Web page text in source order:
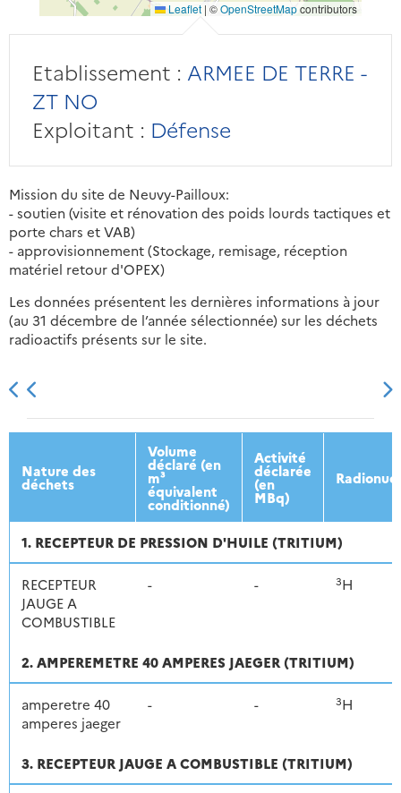
Leaflet | ©OpenStreetMapcontributors
Etablissement : ARMEE DE TERRE -
ZT NO
Exploitant : Défense
Mission du site de Neuvy-Pailloux:
- soutien (visite et rénovation des poids lourds tactiques et
porte chars et VAB)
- approvisionnement (Stockage, remisage, réception
matériel retour d'OPEX)
Les données présentent les dernières informations à jour
(au 31 décembre de l’année sélectionnée) sur les déchets
radioactifs présents sur le site.
2013 2014 2015 2016
Nature des
déchets
Volume
déclaré (en
m³
équivalent
conditionné)
Activité
déclarée
(en
MBq)
1. RECEPTEUR DE PRESSION D'HUILE (TRITIUM)
RECEPTEUR
JAUGE A
COMBUSTIBLE
- - 3H
2. AMPEREMETRE 40 AMPERES JAEGER (TRITIUM)
amperetre 40
amperes jaeger
- - 3H
3. RECEPTEUR JAUGE A COMBUSTIBLE (TRITIUM)